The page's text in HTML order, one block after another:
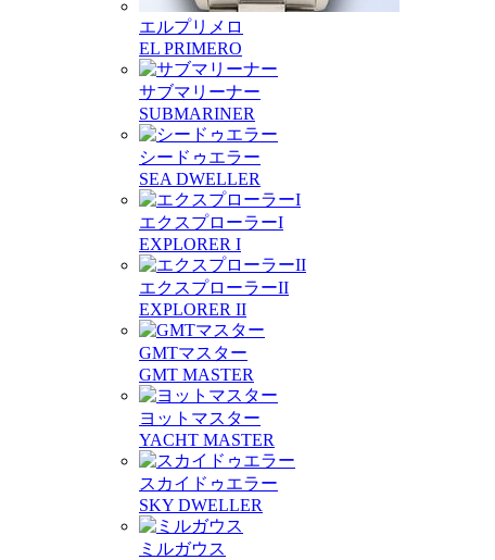
エルプリメロ
EL PRIMERO
サブマリーナー
SUBMARINER
シードゥエラー
SEA DWELLER
エクスプローラーI
EXPLORER I
エクスプローラーII
EXPLORER II
GMTマスター
GMT MASTER
ヨットマスター
YACHT MASTER
スカイドゥエラー
SKY DWELLER
ミルガウス